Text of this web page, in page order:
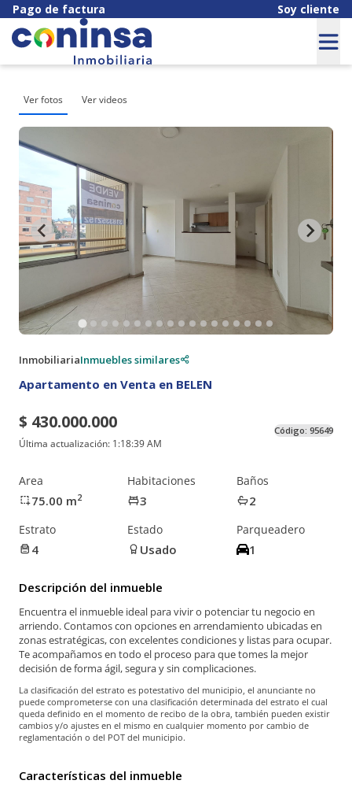
Pago de factura Soy cliente
Ver fotos Ver videos
InmobiliariaInmuebles similares
Apartamento en Venta en BELEN
$ 430.000.000
Última actualización: 1:18:39 AM
Código: 95649
Area
75.00 m2
Habitaciones
3
Baños
2
Estrato
4
Estado
Usado
Parqueadero
1
Descripción del inmueble
Encuentra el inmueble ideal para vivir o potenciar tu negocio en
arriendo. Contamos con opciones en arrendamiento ubicadas en
zonas estratégicas, con excelentes condiciones y listas para ocupar.
Te acompañamos en todo el proceso para que tomes la mejor
decisión de forma ágil, segura y sin complicaciones.
La clasificación del estrato es potestativo del municipio, el anunciante no
puede comprometerse con una clasificación determinada del estrato el cual
queda definido en el momento de recibo de la obra, también pueden existir
cambios y/o ajustes en el mismo en cualquier momento por cambio de
reglamentación o del POT del municipio.
Características del inmueble